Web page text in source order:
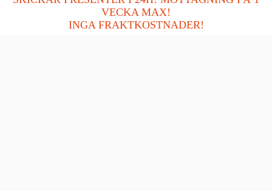
VECKA MAX!
INGA FRAKTKOSTNADER!